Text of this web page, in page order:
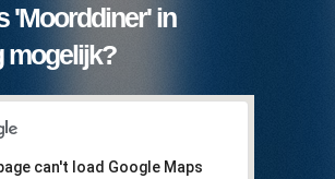
'Moorddiner' in
mogelijk?
can't load Google Maps